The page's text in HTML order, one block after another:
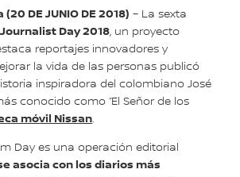
(20 DE JUNIO DE 2018) – La sexta
Day 2018, un proyecto
reportajes innovadores y
la vida de las personas publicó
inspiradora del colombiano José
conocido como “El Señor de los
móvil Nissan.
Day es una operación editorial
asocia con los diarios más